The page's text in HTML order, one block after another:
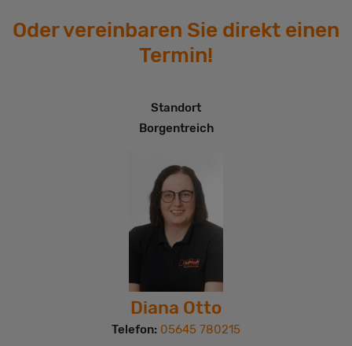
Oder vereinbaren Sie direkt einen
Termin!
Standort
Borgentreich
Diana Otto
Telefon: 05645 780215